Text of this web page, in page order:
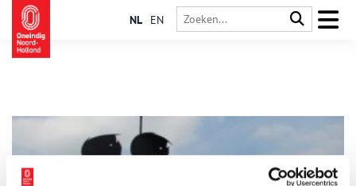
NL EN